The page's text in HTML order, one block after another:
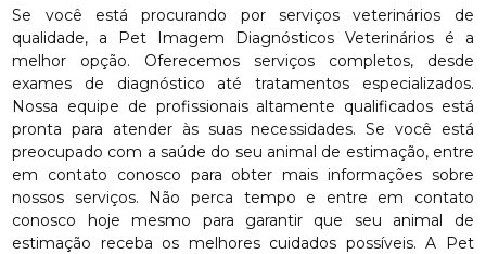
Se você está procurando por serviços veterinários de
qualidade, a Pet Imagem Diagnósticos Veterinários é a
melhor opção. Oferecemos serviços completos, desde
exames de diagnóstico até tratamentos especializados.
Nossa equipe de profissionais altamente qualificados está
pronta para atender às suas necessidades. Se você está
preocupado com a saúde do seu animal de estimação, entre
em contato conosco para obter mais informações sobre
nossos serviços. Não perca tempo e entre em contato
conosco hoje mesmo para garantir que seu animal de
estimação receba os melhores cuidados possíveis. A Pet